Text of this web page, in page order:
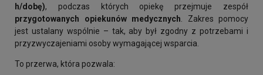
h/dobę), podczas których opiekę przejmuje zespół
przygotowanych opiekunów medycznych. Zakres pomocy
jest ustalany wspólnie – tak, aby był zgodny z potrzebami i
przyzwyczajeniami osoby wymagającej wsparcia.
To przerwa, która pozwala: